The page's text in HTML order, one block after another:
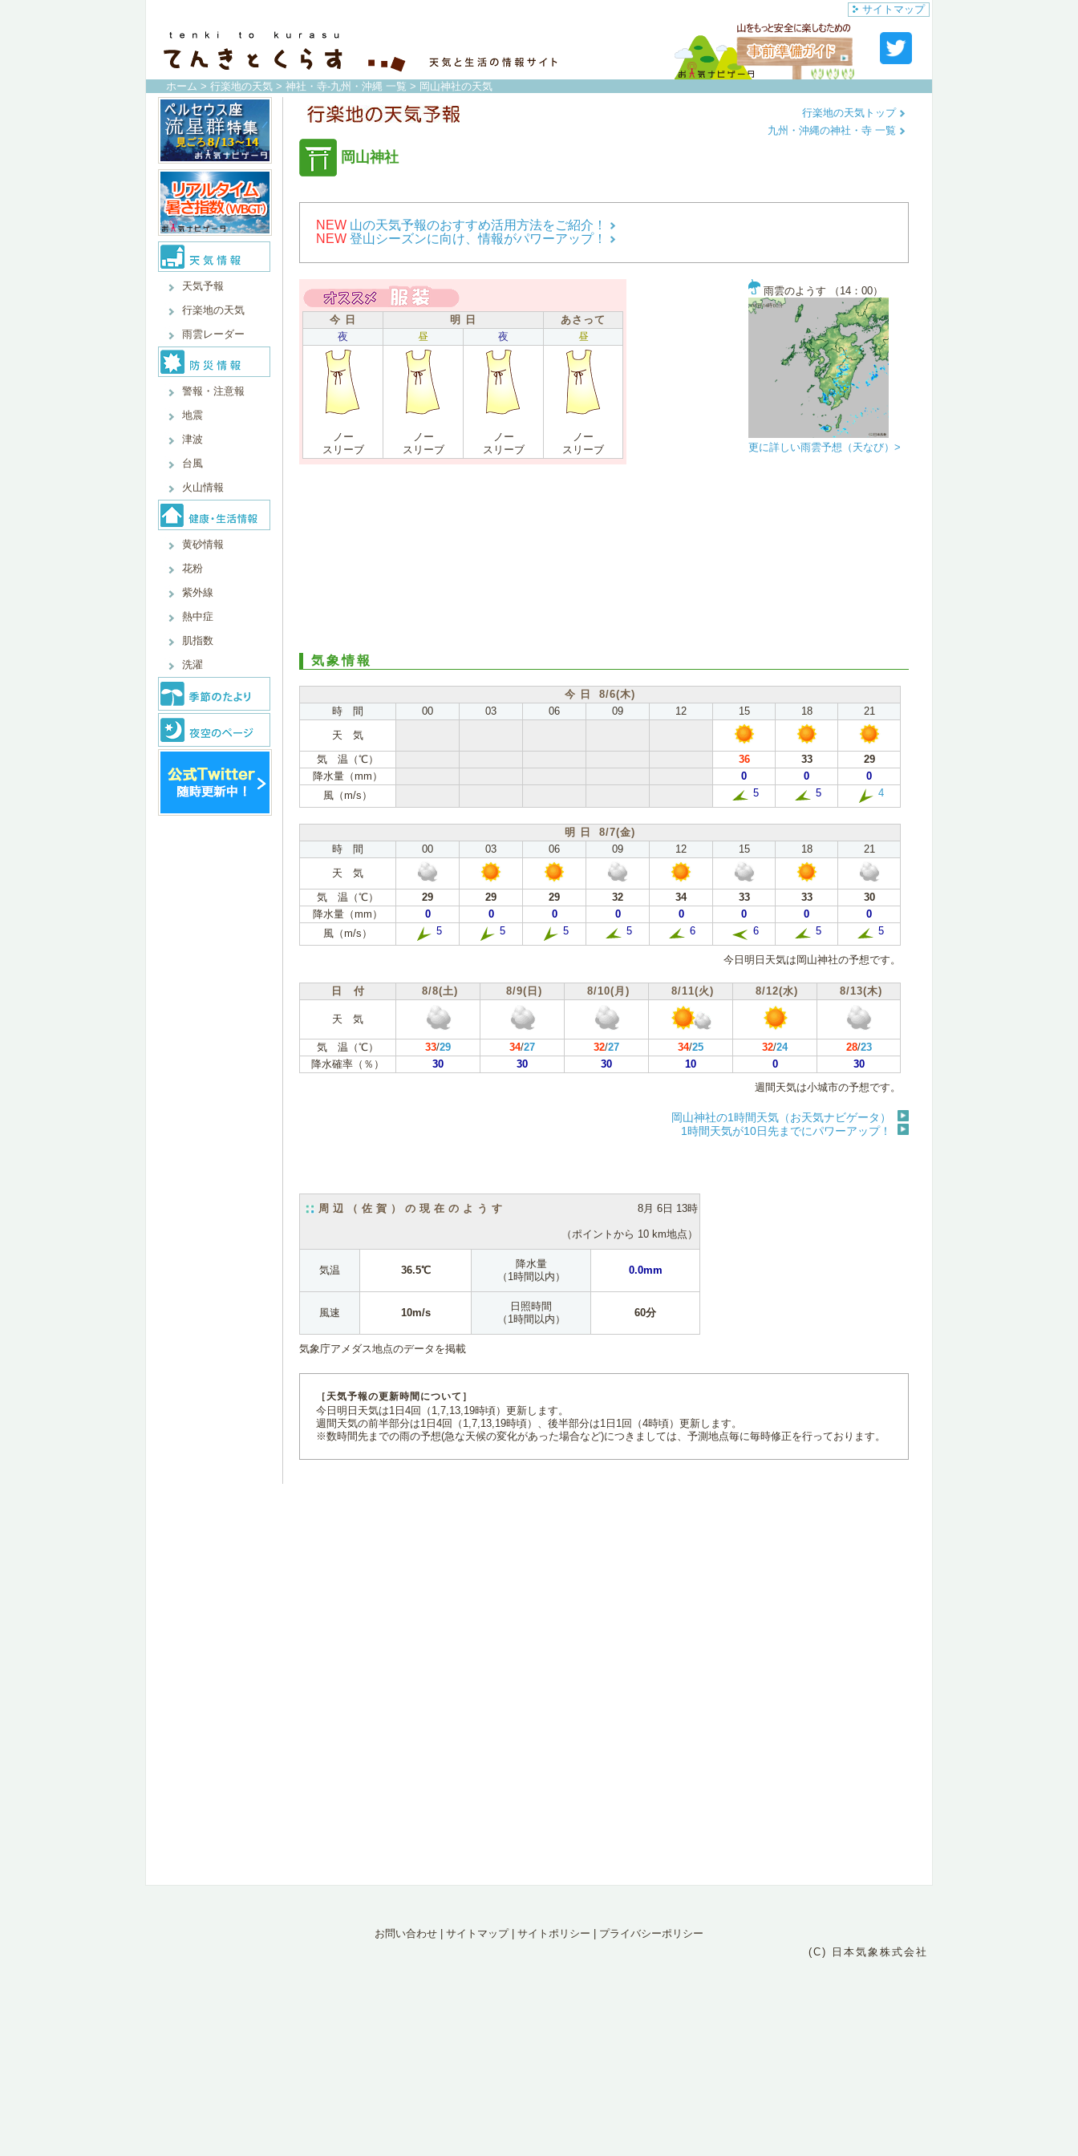
サイトマップ
ホーム > 行楽地の天気 > 神社・寺-九州・沖縄 一覧 > 岡山神社の天気
天気予報
行楽地の天気
雨雲レーダー
警報・注意報
地震
津波
台風
火山情報
黄砂情報
花粉
紫外線
熱中症
肌指数
洗濯
岡山神社
行楽地の天気トップ
九州・沖縄の神社・寺 一覧
NEW 山の天気予報のおすすめ活用方法をご紹介！
NEW 登山シーズンに向け、情報がパワーアップ！
今 日 明 日
あさって
夜
昼 夜 昼
ノー
スリーブ
ノー
スリーブ
ノー
スリーブ
ノー
スリーブ
雨雲のようす （14：00）
更に詳しい雨雲予想（天なび）>
気象情報
今 日 8/6(木)
時 間
00 03 06 09 12 15 18
21
天 気
気 温（℃）
36 33
29
降水量（mm）
0 0
0
風（m/s）
5 5 4
明 日 8/7(金)
時 間
00 03 06 09 12 15 18
21
天 気
気 温（℃）
29 29 29 32 34 33 33
30
降水量（mm）
0 0 0 0 0 0 0
0
風（m/s）
5 5 5 5 6 6 5 5
今日明日天気は岡山神社の予想です。
日 付 8/8(土) 8/9(日) 8/10(月) 8/11(火) 8/12(水) 8/13(木)
天 気
気 温（℃） 33/29 34/27 32/27 34/25 32/24 28/23
降水確率（％）
30 30 30 10 0
30
週間天気は小城市の予想です。
岡山神社の1時間天気（お天気ナビゲータ）
1時間天気が10日先までにパワーアップ！
周辺（佐賀）の現在のようす 8月 6日 13時
（ポイントから 10 km地点）
気温 36.5℃
降水量
（1時間以内）
0.0mm
風速 10m/s
日照時間
（1時間以内）
60分
気象庁アメダス地点のデータを掲載
［天気予報の更新時間について］
今日明日天気は1日4回（1,7,13,19時頃）更新します。
週間天気の前半部分は1日4回（1,7,13,19時頃）、後半部分は1日1回（4時頃）更新します。
※数時間先までの雨の予想(急な天候の変化があった場合など)につきましては、予測地点毎に毎時修正を行っております。
お問い合わせ サイトマップ| サイトポリシー
プライバシーポリシー
(C) 日本気象株式会社